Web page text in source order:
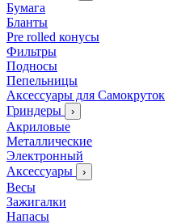
Бумага
Бланты
Pre rolled конусы
Фильтры
Подносы
Пепельницы
Аксессуары для Самокруток
Гриндеры
›
Акриловые
Металлические
Электронный
Аксессуары
›
Весы
Зажигалки
Напасы